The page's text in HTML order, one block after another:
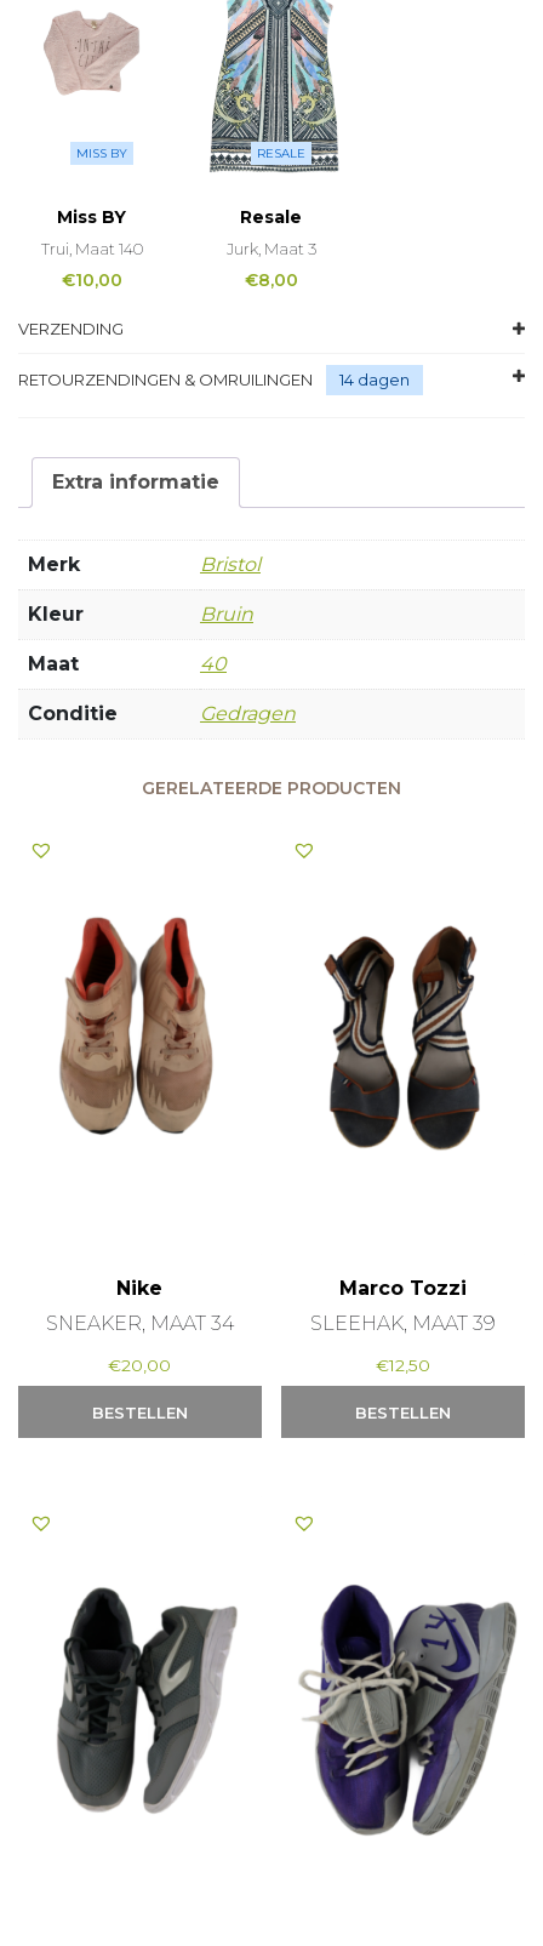
MISS BY
Miss BY
Trui, Maat 140
€10,00
RESALE
Resale
Jurk, Maat 3
€8,00
VERZENDING
RETOURZENDINGEN & OMRUILINGEN 14 dagen
Extra informatie
Merk Bristol
Kleur Bruin
Maat 40
Conditie Gedragen
GERELATEERDE PRODUCTEN
Nike
SNEAKER, MAAT 34
€20,00
BESTELLEN
Marco Tozzi
SLEEHAK, MAAT 39
€12,50
BESTELLEN